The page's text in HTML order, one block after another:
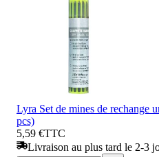
Lyra Set de mines de rechange
pcs)
5,59 €TTC
Livraison au plus tard le 2-3